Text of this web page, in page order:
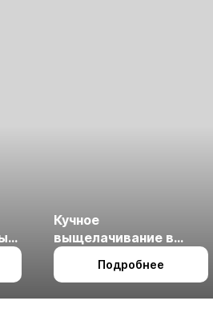
Кучное
выщелачивание в
холодном климате
Подробнее